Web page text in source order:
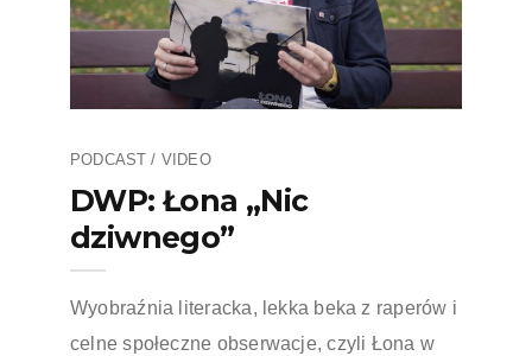
PODCAST / VIDEO
DWP: Łona „Nic
dziwnego”
Wyobraźnia literacka, lekka beka z raperów i
celne społeczne obserwacje, czyli Łona w